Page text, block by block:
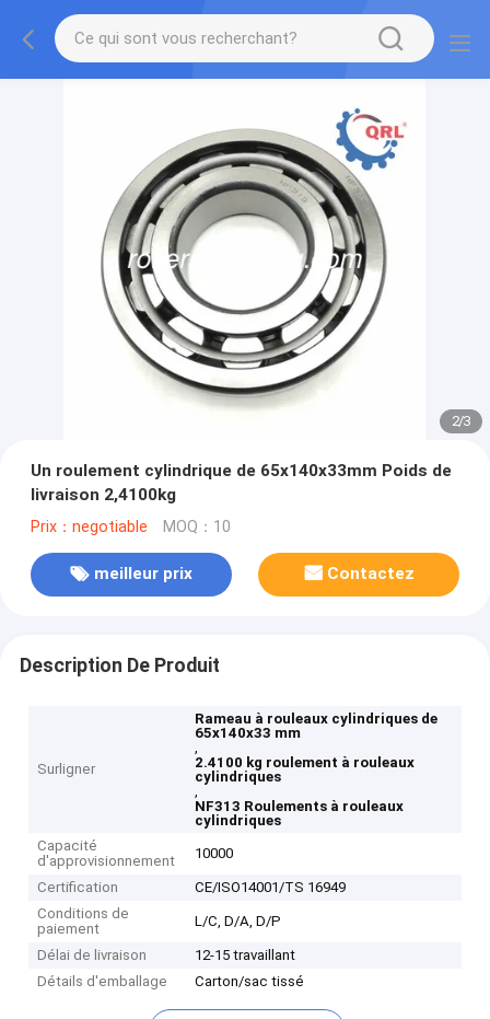
2/3
Un roulement cylindrique de 65x140x33mm Poids de
livraison 2,4100kg
Prix：negotiable MOQ：10
meilleur prix Contactez
Description De Produit
Surligner
Rameau à rouleaux cylindriques de
65x140x33 mm
,
2.4100 kg roulement à rouleaux
cylindriques
,
NF313 Roulements à rouleaux
cylindriques
Capacité
d'approvisionnement
10000
Certification
CE/ISO14001/TS 16949
Conditions de
paiement
L/C, D/A, D/P
Délai de livraison
12-15 travaillant
Détails d'emballage
Carton/sac tissé